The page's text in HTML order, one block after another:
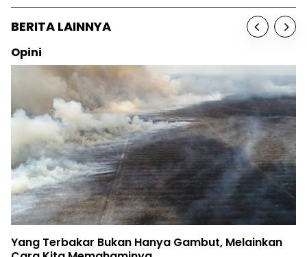
BERITA LAINNYA
Hanya Gambut, Melainkan
Birute Galdikas,